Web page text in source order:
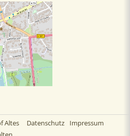
Impressum
Datenschutz
Altes